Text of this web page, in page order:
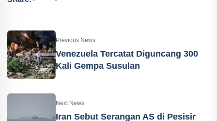
Previous News
Venezuela Tercatat Diguncang 300
Kali Gempa Susulan
Next News
Iran Sebut Serangan AS di Pesisir